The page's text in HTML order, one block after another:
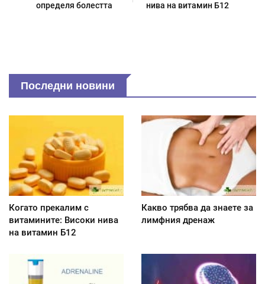
определя болестта
нива на витамин Б12
Последни новини
Когато прекалим с
витамините: Високи нива
на витамин Б12
Какво трябва да знаете за
лимфния дренаж